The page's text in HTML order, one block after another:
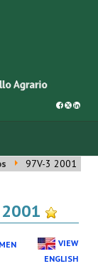
97V-3 2001
VIEW
ENGLISH